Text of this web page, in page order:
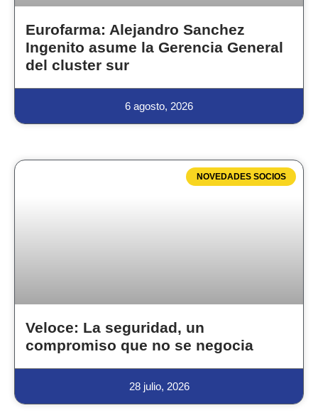
Eurofarma: Alejandro Sanchez
Ingenito asume la Gerencia General
del cluster sur
6 agosto, 2026
NOVEDADES SOCIOS
Veloce: La seguridad, un
compromiso que no se negocia
28 julio, 2026